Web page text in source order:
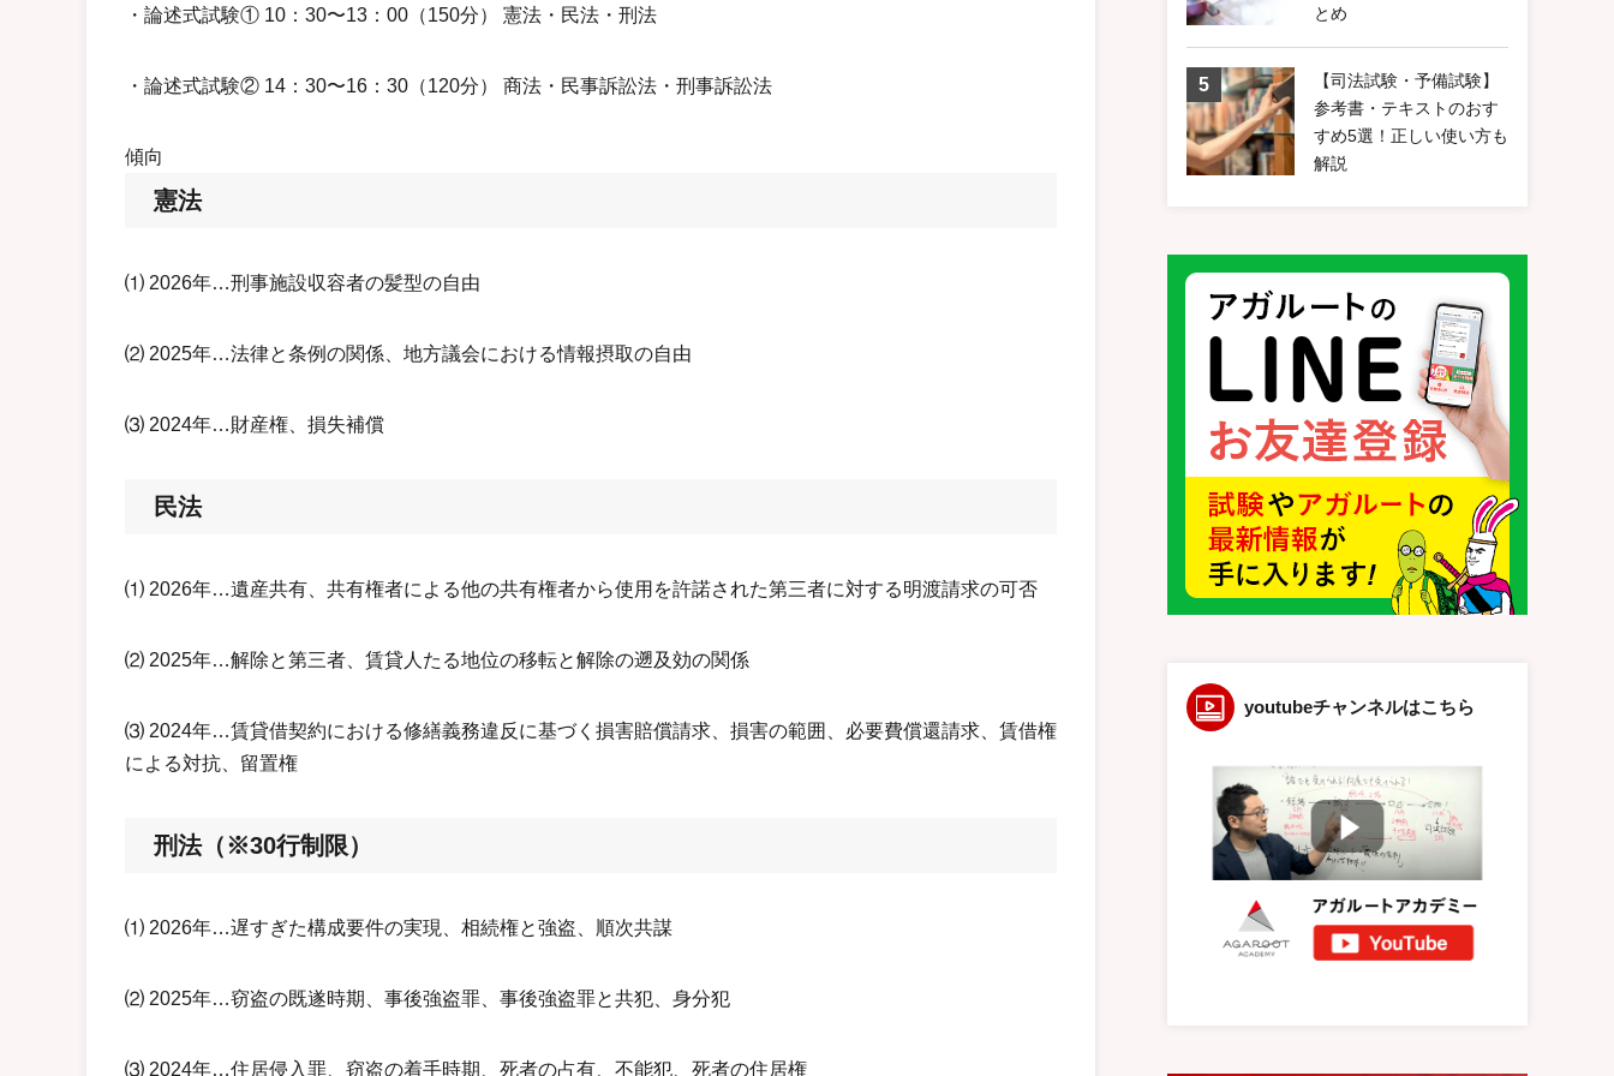
・論述式試験① 10：30〜13：00（150分） 憲法・民法・刑法
・論述式試験② 14：30〜16：30（120分） 商法・民事訴訟法・刑事訴訟法
傾向
憲法
⑴ 2026年…刑事施設収容者の髪型の自由
⑵ 2025年…法律と条例の関係、地方議会における情報摂取の自由
⑶ 2024年…財産権、損失補償
民法
⑴ 2026年…遺産共有、共有権者による他の共有権者から使用を許諾された第三者に対する明渡請求の可否
⑵ 2025年…解除と第三者、賃貸人たる地位の移転と解除の遡及効の関係
⑶ 2024年…賃貸借契約における修繕義務違反に基づく損害賠償請求、損害の範囲、必要費償還請求、賃借権
による対抗、留置権
刑法（※30行制限）
⑴ 2026年…遅すぎた構成要件の実現、相続権と強盗、順次共謀
⑵ 2025年…窃盗の既遂時期、事後強盗罪、事後強盗罪と共犯、身分犯
⑶ 2024年…住居侵入罪、窃盗の着手時期、死者の占有、不能犯、死者の住居権
とめ
【司法試験・予備試験】
参考書・テキストのおす
すめ5選！正しい使い方も
解説
youtubeチャンネルはこちら